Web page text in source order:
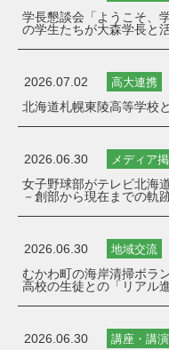
学長懇談会「ようこそ、
の学生たちが大森学長と
2026.07.02 高大連携
北海道札幌東陵高等学校
2026.06.30 メディア
女子野球部がテレビ北海
－創部から現在までの軌
2026.06.30 地域交流
むかわ町の海岸清掃ボラ
高校の生徒との「リアル
2026.06.30 講座・講